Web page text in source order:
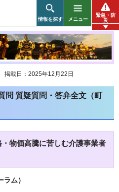
情報を探す メニュー
緊急・防
災
掲載日：2025年12月22日
問 質疑質問・答弁全文（町
物価高騰に苦しむ介護事業者
ム）